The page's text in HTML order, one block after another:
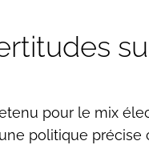
pour le mix
politique